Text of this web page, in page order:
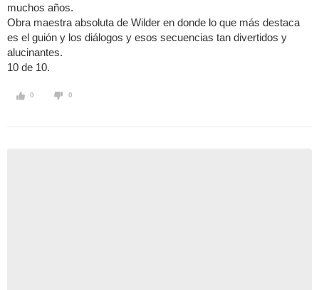
muchos años.
Obra maestra absoluta de Wilder en donde lo que más destaca
es el guión y los diálogos y esos secuencias tan divertidos y
alucinantes.
10 de 10.
0 0